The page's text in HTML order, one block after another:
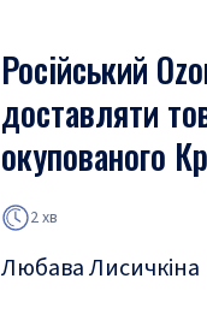
Російський
доставляти
окупованого
2 хв
Любава Лисичкіна